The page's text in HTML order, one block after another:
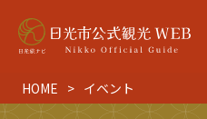
HOME イベント